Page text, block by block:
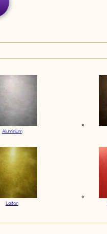
Aluminium
Laiton